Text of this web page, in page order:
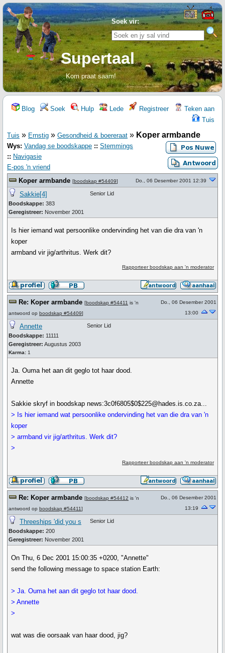
Soek vir:
Supertaal
Kom praat saam!
Blog Soek Hulp Lede Registreer
Teken aan
Tuis
Tuis » Ernstig » Gesondheid & boereraat » Koper armbande
Wys: Vandag se boodskappe :: Stemmings
:: Navigasie
E-pos 'n vriend
Koper armbande [boodskap #54409] Do., 06 Desember 2001 12:39
Sakkie[4]
Boodskappe: 383
Geregistreer: November 2001
Senior Lid
Is hier iemand wat persoonlike ondervinding het van die dra van 'n
koper
armband vir jig/arthritus. Werk dit?
Rapporteer boodskap aan 'n moderator
Re: Koper armbande [boodskap #54411 is 'n
antwoord op boodskap #54409]
Do., 06 Desember 2001
13:00
Annette
Boodskappe: 11111
Geregistreer: Augustus 2003
Karma: 1
Senior Lid
Ja. Ouma het aan dit geglo tot haar dood.
Annette
Sakkie skryf in boodskap news:3c0f6805$0$225@hades.is.co.za...
> Is hier iemand wat persoonlike ondervinding het van die dra van 'n
koper
> armband vir jig/arthritus. Werk dit?
>
Rapporteer boodskap aan 'n moderator
Re: Koper armbande [boodskap #54412 is 'n
antwoord op boodskap #54411]
Do., 06 Desember 2001
13:19
Threeships 'did you s
Boodskappe: 200
Geregistreer: November 2001
Senior Lid
On Thu, 6 Dec 2001 15:00:35 +0200, "Annette"
send the following message to space station Earth:
> Ja. Ouma het aan dit geglo tot haar dood.
> Annette
>
wat was die oorsaak van haar dood, jig?